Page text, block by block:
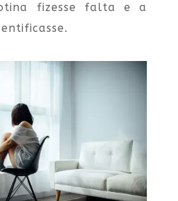
fizesse falta e a